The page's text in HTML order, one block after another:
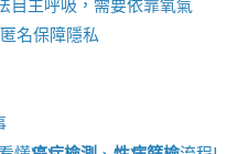
自主呼吸，需要依靠氧氣
名保障隱私